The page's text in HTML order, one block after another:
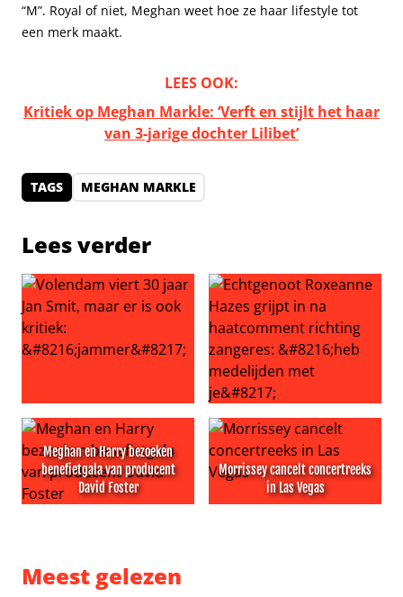
“M”. Royal of niet, Meghan weet hoe ze haar lifestyle tot
een merk maakt.
LEES OOK:
Kritiek op Meghan Markle: ‘Verft en stijlt het haar
van 3-jarige dochter Lilibet’
TAGS MEGHAN MARKLE
Lees verder
Volendam viert 30 jaar Jan Smit, maar er is ook kritiek:
Echtgenoot Roxeanne
Meghan en Harry bezoeken
benefietgala van producent
David Foster
Morrissey cancelt concertreeks
in Las Vegas
Meest gelezen